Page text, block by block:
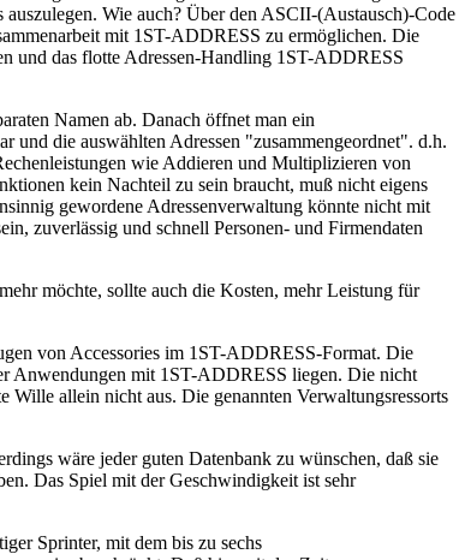
Wie auch? Über den ASCII-(Austausch)-Code
mit 1ST-ADDRESS zu ermöglichen. Die
und das flotte Adressen-Handling 1ST-ADDRESS
Namen ab. Danach öffnet man ein
und die auswählten Adressen "zusammengeordnet". d.h.
wie Addieren und Multiplizieren von
kein Nachteil zu sein braucht, muß nicht eigens
gewordene Adressenverwaltung könnte nicht mit
zuverlässig und schnell Personen- und Firmendaten
möchte, sollte auch die Kosten, mehr Leistung für
von Accessories im 1ST-ADDRESS-Format. Die
Anwendungen mit 1ST-ADDRESS liegen. Die nicht
allein nicht aus. Die genannten Verwaltungsressorts
wäre jeder guten Datenbank zu wünschen, daß sie
Das Spiel mit der Geschwindigkeit ist sehr
Sprinter, mit dem bis zu sechs